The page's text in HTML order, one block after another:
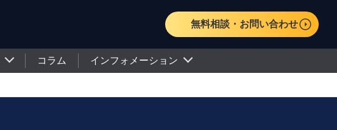
無料相談・お問い合わせ
コラム インフォメーション